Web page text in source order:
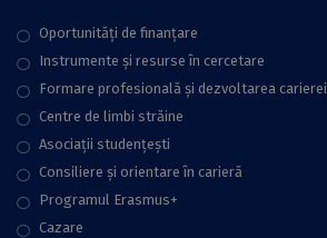
Oportunități de finanțare
Instrumente și resurse în cercetare
Formare profesională și dezvoltarea carierei
Centre de limbi străine
Asociații studențești
Consiliere şi orientare în carieră
Programul Erasmus+
Cazare